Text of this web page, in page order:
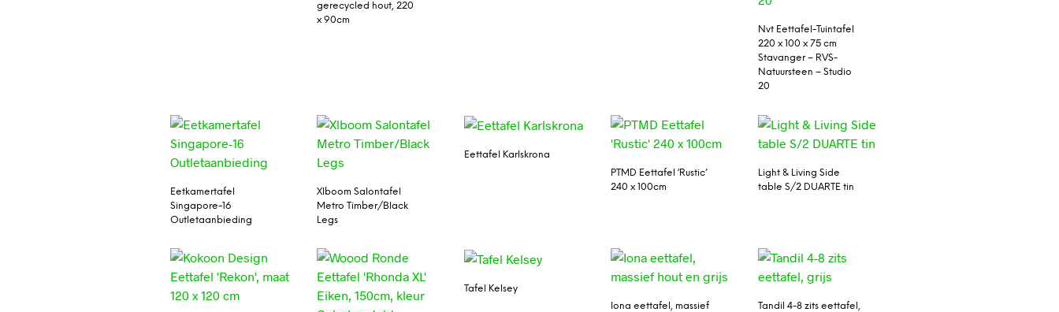
gerecycled hout, 220
x 90cm
Nvt Eettafel-Tuintafel
220 x 100 x 75 cm
Stavanger – RVS-
Natuursteen – Studio
20
Eetkamertafel
Singapore-16
Outletaanbieding
Xlboom Salontafel
Metro Timber/Black
Legs
Eettafel Karlskrona
PTMD Eettafel ‘Rustic’
240 x 100cm
Light & Living Side
table S/2 DUARTE tin
Tafel Kelsey
Iona eettafel, massief
Tandil 4-8 zits eettafel,